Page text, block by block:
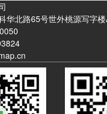
华北路65号世外桃源写字